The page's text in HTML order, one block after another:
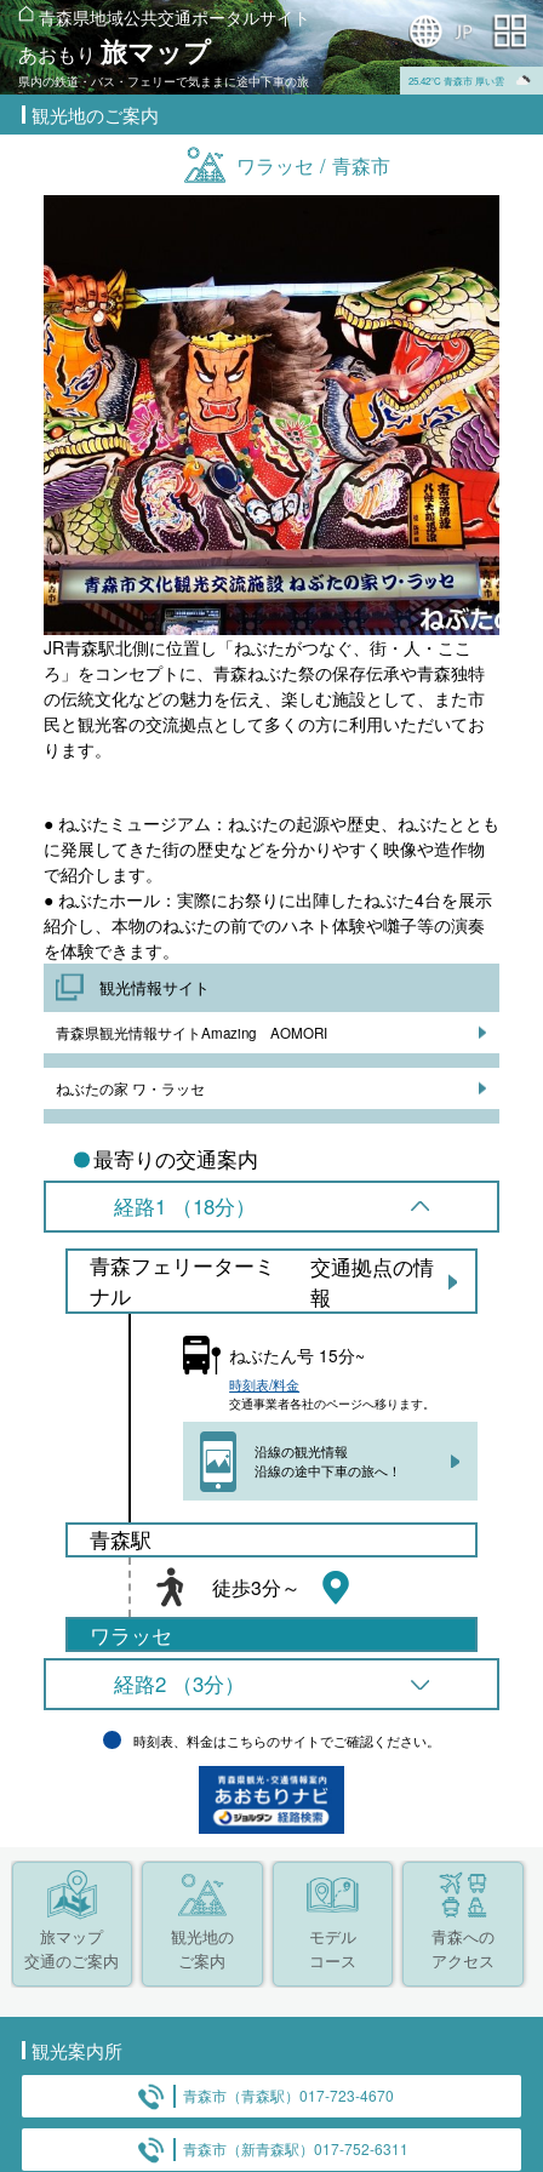
青森県地域公共交通ポータルサイト
あおもり旅マップ
県内の鉄道・バス・フェリーで気ままに途中下車の旅 25.42℃ 青森市 厚い雲
観光地のご案内
ワラッセ / 青森市
JR青森駅北側に位置し「ねぶたがつなぐ、街・人・ここ
ろ」をコンセプトに、青森ねぶた祭の保存伝承や青森独特
の伝統文化などの魅力を伝え、楽しむ施設として、また市
民と観光客の交流拠点として多くの方に利用いただいてお
ります。
● ねぶたミュージアム：ねぶたの起源や歴史、ねぶたととも
に発展してきた街の歴史などを分かりやすく映像や造作物
で紹介します。
● ねぶたホール：実際にお祭りに出陣したねぶた4台を展示
紹介し、本物のねぶたの前でのハネト体験や囃子等の演奏
を体験できます。
観光情報サイト
青森県観光情報サイトAmazing AOMORI
ねぶたの家 ワ・ラッセ
最寄りの交通案内
経路1 （18分）
青森フェリーターミ
ナル
交通拠点の情
報
ねぶたん号 15分~
時刻表/料金
交通事業者各社のページへ移ります。
沿線の観光情報
沿線の途中下車の旅へ！
青森駅
徒歩3分～
ワラッセ
経路2 （3分）
時刻表、料金はこちらのサイトでご確認ください。
旅マップ
交通のご案内
観光地の
ご案内
モデル
コース
青森への
アクセス
観光案内所
青森市（青森駅）017-723-4670
青森市（新青森駅）017-752-6311